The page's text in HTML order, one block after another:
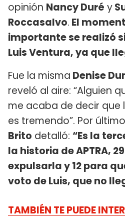
opinión Nancy Duré y
Roccasalvo. El
importante se realizó
Luis Ventura, ya que
Fue la misma Denise
reveló al aire: “Alguien
me acaba de decir que
es tremendo”. Por
Brito detalló: “Es la
la historia de APTRA,
expulsarla y 12 para
voto de Luis, que no
TAMBIÉN TE PUEDE